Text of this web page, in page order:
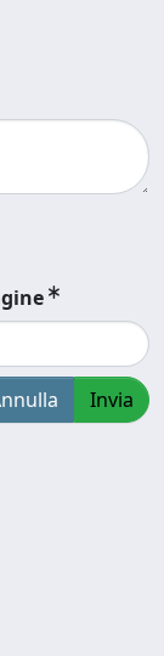
Invia